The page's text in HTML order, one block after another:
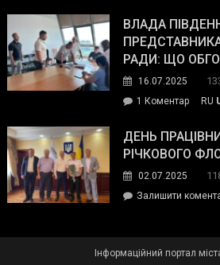
провів
ВЛАДА
РАДИ: ЩО
16.07.2025
1 Коментардо RU
ДЕНЬ
РІЧКОВОГО
02.07.2025
Залишити
Інформаційний портал